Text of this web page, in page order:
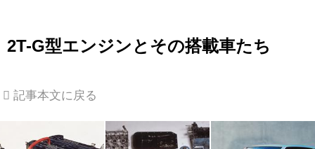
2T-G型エンジンとその搭載車たち
記事本文に戻る